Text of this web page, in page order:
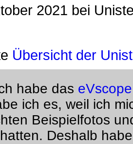
2021 bei
Übersicht der
habe das
ich es, weil ich
Beispielfotos
Deshalb